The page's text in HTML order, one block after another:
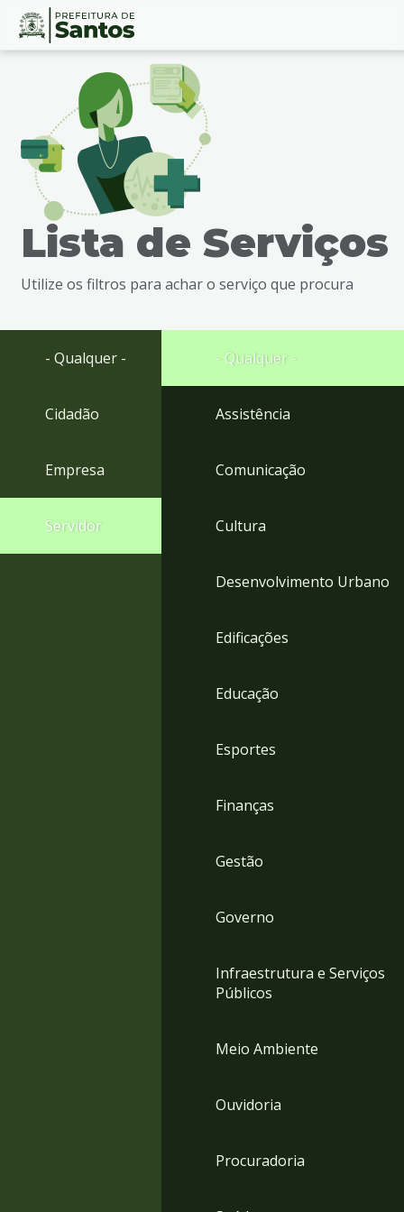
Ir
busca
Ir
Conteúdo
Lista de Serviços
Utilize os filtros para achar o serviço que procura
- Qualquer -
Cidadão
Empresa
Servidor
- Qualquer -
Assistência
Comunicação
Cultura
Desenvolvimento Urbano
Edificações
Educação
Esportes
Finanças
Gestão
Governo
Infraestrutura e Serviços
Públicos
Meio Ambiente
Ouvidoria
Procuradoria